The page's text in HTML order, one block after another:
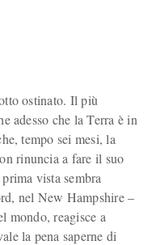
ostinato. Il più
adesso che la Terra è in
tempo sei mesi, la
rinuncia a fare il suo
vista sembra
nel New Hampshire –
mondo, reagisce a
la pena saperne di